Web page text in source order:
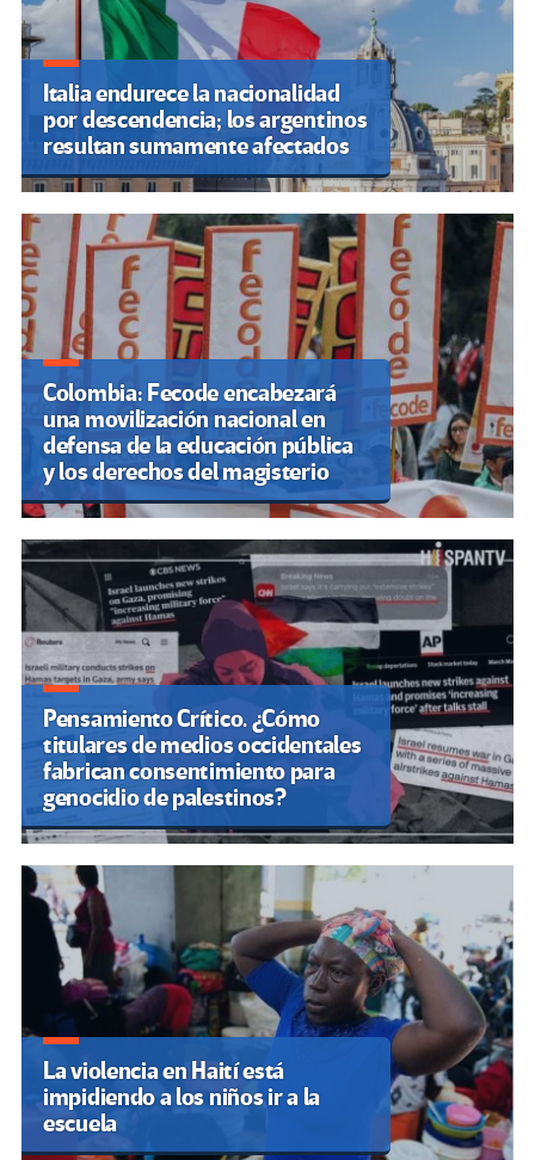
Italia endurece la nacionalidad
por descendencia; los argentinos
resultan sumamente afectados
Colombia: Fecode encabezará
una movilización nacional en
defensa de la educación pública
y los derechos del magisterio
Pensamiento Crítico. ¿Cómo
titulares de medios occidentales
fabrican consentimiento para
genocidio de palestinos?
La violencia en Haití está
impidiendo a los niños ir a la
escuela